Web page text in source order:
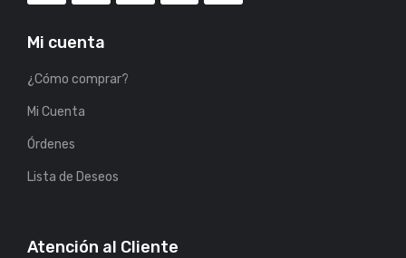
Mi cuenta
¿Cómo comprar?
Mi Cuenta
Órdenes
Lista de Deseos
Atención al Cliente